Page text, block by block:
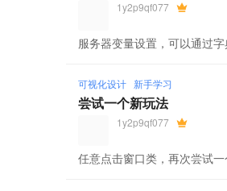
1y2p9qf077
服务器变量设置，可以通过
可视化设计 新手学习
尝试一个新玩法
1y2p9qf077
任意点击窗口类，再次尝试一